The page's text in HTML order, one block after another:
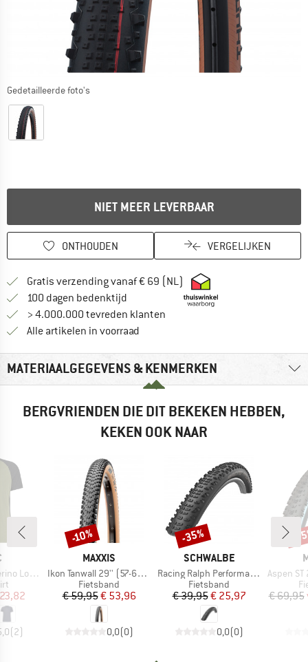
Gedetailleerde foto's
NIET MEER LEVERBAAR
ONTHOUDEN VERGELIJKEN
Gratis verzending vanaf € 69 (NL) Vind hier de
100 dagen bedenktijd Vind de betalingsinformatie hier!
> 4.000.000 tevreden klanten
Alle artikelen in voorraad
MATERIAALGEGEVENS & KENMERKEN
BERGVRIENDEN DIE DIT BEKEKEN HEBBEN,
KEKEN OOK NAAR
MTB S/S
prijs
(2)
MERK
MAXXIS
Artikel
Ikon Tanwall 29'' (57-622) Dual EXO TR
Productgroep
Fietsband
Prijs
€ 59,95Verlaagde prijs
€ 53,96
0,0(0)
Korting
-10%
MERK
SCHWALBE
Artikel
Racing Ralph Performance TwinSkin Tubeless 29x2,25
Productgroep
Fietsband
Prijs
€ 39,95Verlaagde prijs
€ 25,97
0,0(0)
Korting
-35%
Artikel
Aspen ST 29''
€ 69,95
-